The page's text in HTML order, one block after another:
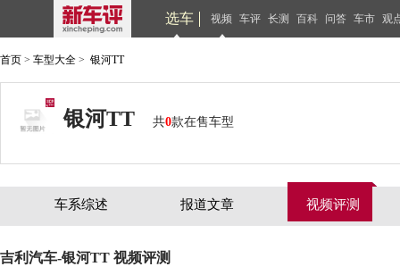
选车 视频 车评 长测 百科 问答 车市 观
首页 > 车型大全 > 银河TT
银河TT 共0款在售车型
车系综述 报道文章 视频评测
吉利汽车-银河TT 视频评测